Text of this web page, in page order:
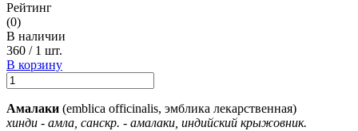
Рейтинг
(0)
В наличии
360 / 1 шт.
В корзину
Амалаки (emblica officinalis, эмблика лекарственная)
хинди - амла, санскр. - амалаки, индийский крыжовник.